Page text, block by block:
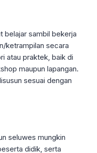
belajar sambil bekerja
ketrampilan secara
atau praktek, baik di
maupun lapangan.
sesuai dengan
seluwes mungkin
didik, serta